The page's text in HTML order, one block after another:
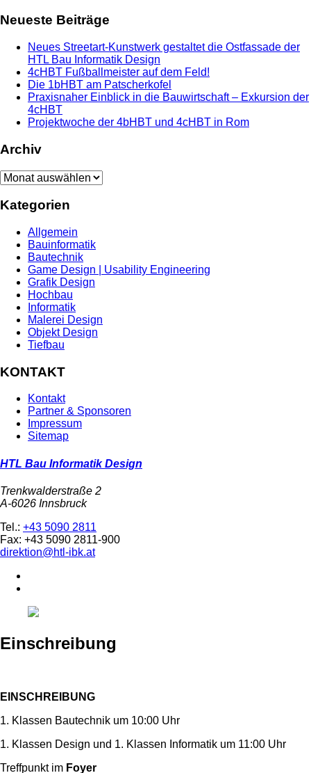
Neueste Beiträge
Neues Streetart-Kunstwerk gestaltet die Ostfassade der
HTL Bau Informatik Design
4cHBT Fußballmeister auf dem Feld!
Die 1bHBT am Patscherkofel
Praxisnaher Einblick in die Bauwirtschaft – Exkursion der
4cHBT
Projektwoche der 4bHBT und 4cHBT in Rom
Archiv
Archiv
Kategorien
Allgemein
Bauinformatik
Bautechnik
Game Design | Usability Engineering
Grafik Design
Hochbau
Informatik
Malerei Design
Objekt Design
Tiefbau
KONTAKT
Kontakt
Partner & Sponsoren
Impressum
Sitemap
HTL Bau Informatik Design
Trenkwalderstraße 2
A-6026 Innsbruck
Tel.: +43 5090 2811
Fax: +43 5090 2811-900
direktion@htl-ibk.at
Einschreibung
EINSCHREIBUNG
1. Klassen Bautechnik um 10:00 Uhr
1. Klassen Design und 1. Klassen Informatik um 11:00 Uhr
Treffpunkt im Foyer